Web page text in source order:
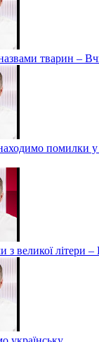
тварин –
помилки
з великої літери